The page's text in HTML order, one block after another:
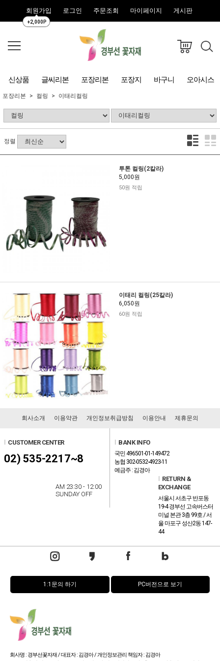
회원가입
+2,000P
로그인 주문조회 마이페이지 게시판
신상품 글씨리본 포장리본 포장지 바구니 오아시스
포장리본 컬링 이태리컬링
정렬
투톤 컬링(2칼라)
5,000원
50원 적립
이태리 컬링(25칼라)
6,050원
60원 적립
회사소개 이용약관 개인정보취급방침 이용안내 제휴문의
CUSTOMER CENTER
02) 535-2217~8
AM 23:30 - 12:00
SUNDAY OFF
BANK INFO
국민 496501-01-149472
농협 302-0532-4923-11
예금주 : 김경아
RETURN &
EXCHANGE
서울시 서초구 반포동
19-4 경부선 고속버스터
미널 본관 3층 99호 / 서
울 마포구 성산2동 147-
44
1:1문의 하기 PC버전으로 보기
회사명 : 경부선꽃자재 / 대표자 : 김경아 / 개인정보관리 책임자 : 김경아